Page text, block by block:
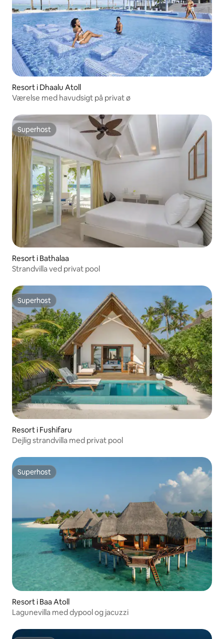
Resort i Dhaalu Atoll
Værelse med havudsigt på privat ø
Superhost
Superhost
Resort i Bathalaa
Strandvilla ved privat pool
Superhost
Superhost
Resort i Fushifaru
Dejlig strandvilla med privat pool
Superhost
Superhost
Resort i Baa Atoll
Lagunevilla med dypool og jacuzzi